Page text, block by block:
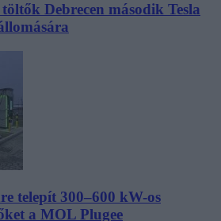
Debrecen második Tesla
telepít 300–600 kW-os
a MOL Plugee